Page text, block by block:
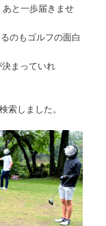
と一歩届きませ
のもゴルフの面白
まっていれ
索しました。